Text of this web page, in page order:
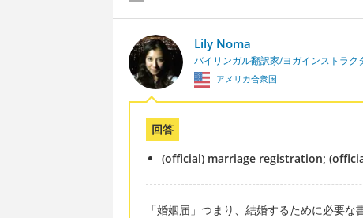
Lily Noma
バイリンガル翻訳家/ヨガインストラク
アメリカ合衆国
回答
(official) marriage registration;
「婚姻届」つまり、結婚するために必要な